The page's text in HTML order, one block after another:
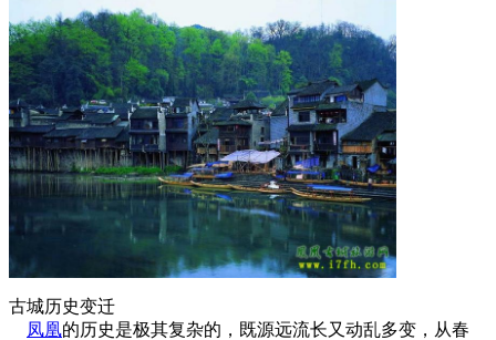
古城历史变迁
凤凰的历史是极其复杂的，既源远流长又动乱多变，从春